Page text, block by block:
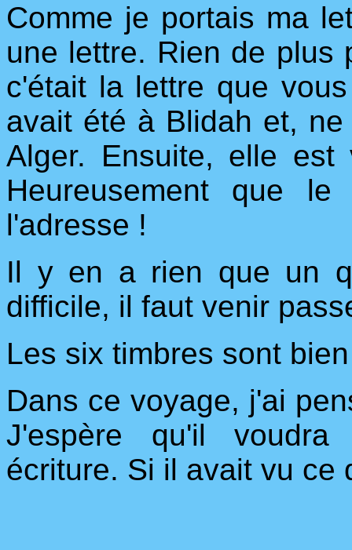
Comme je portais ma
une lettre. Rien de plus
c'était la lettre que
avait été à Blidah et,
Alger. Ensuite, elle est
Heureusement que
l'adresse !
Il y en a rien que un
difficile, il faut venir
Les six timbres sont
Dans ce voyage, j'ai
J'espère qu'il
écriture. Si il avait vu ce